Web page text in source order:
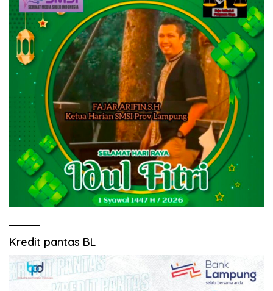
Kredit pantas BL